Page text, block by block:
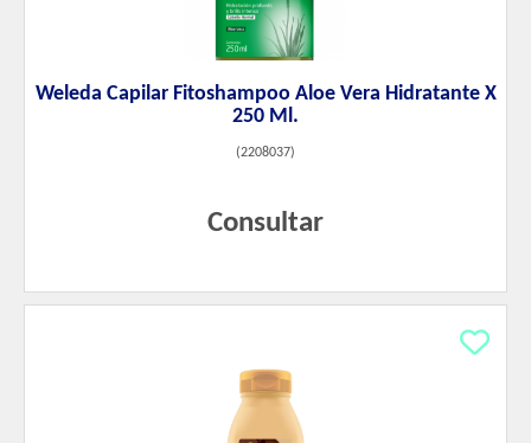
Weleda Capilar Fitoshampoo Aloe Vera Hidratante X
250 Ml.
(2208037)
Consultar